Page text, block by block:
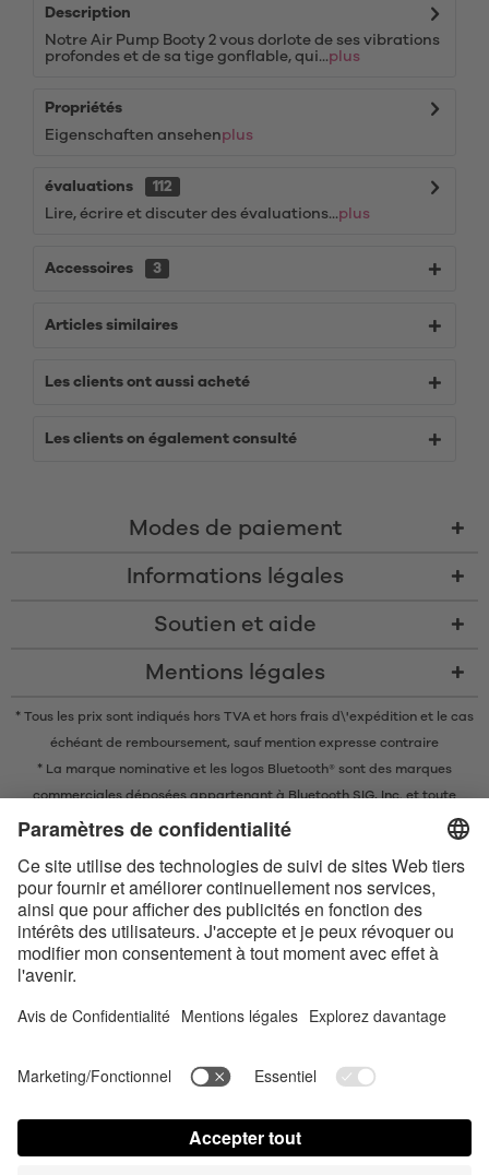
Description
Notre Air Pump Booty 2 vous dorlote de ses vibrations
profondes et de sa tige gonflable, qui...plus
Propriétés
Eigenschaften ansehenplus
évaluations
112
Lire, écrire et discuter des évaluations...plus
Accessoires 3
Articles similaires
Les clients ont aussi acheté
Les clients on également consulté
Modes de paiement
Informations légales
Soutien et aide
Mentions légales
* Tous les prix sont indiqués hors TVA et hors frais d\'expédition et le cas
échéant de remboursement, sauf mention expresse contraire
* La marque nominative et les logos Bluetooth® sont des marques
commerciales déposées appartenant à Bluetooth SIG, Inc. et toute
utilisation de ces marques par EIS GmbH est soumise à une licence.
Satisfyer Connect App Legal notice